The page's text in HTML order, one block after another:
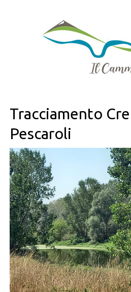
Tracciamento
Pescaroli